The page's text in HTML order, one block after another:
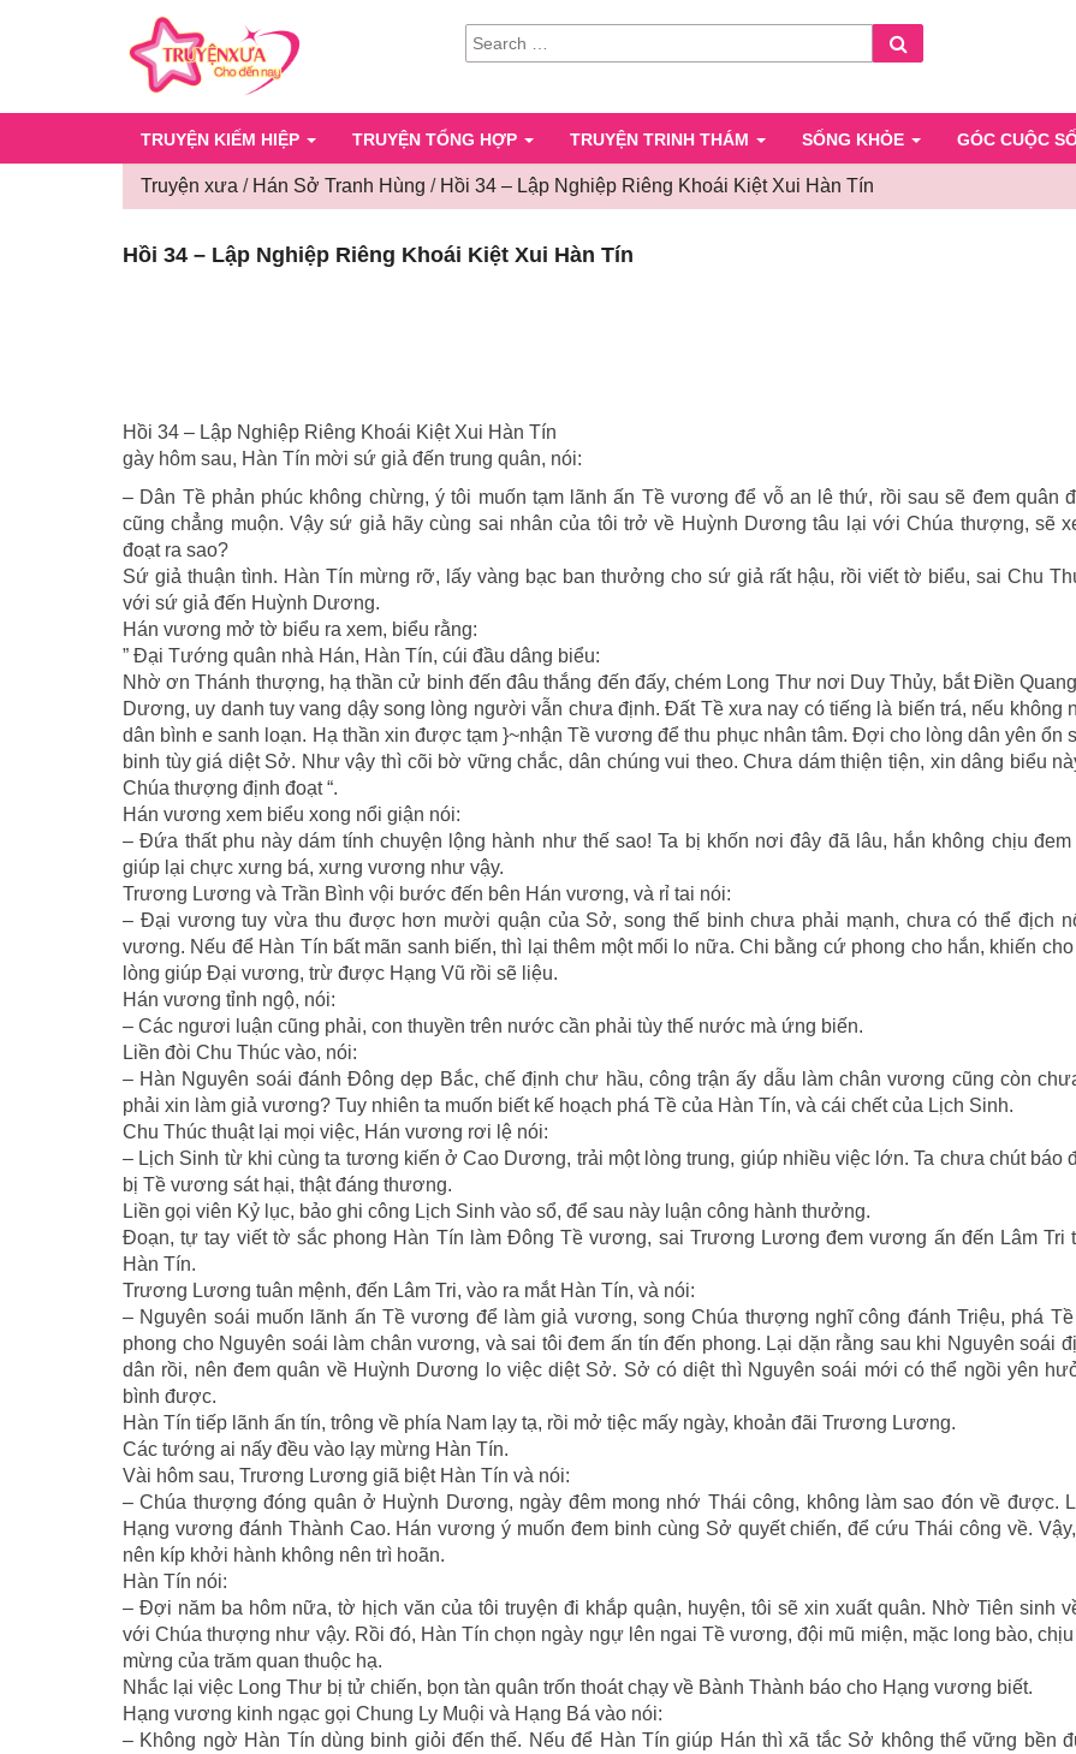
SEARCH
FOR:
TRUYỆN KIẾM HIỆP TRUYỆN TỔNG HỢP TRUYỆN TRINH THÁM SỐNG KHỎE GÓC CUỘC
Truyện xưa / Hán Sở Tranh Hùng / Hồi 34 – Lập Nghiệp Riêng Khoái Kiệt Xui Hàn Tín
34
Tín
Hồi 34 – Lập Nghiệp Riêng Khoái Kiệt Xui Hàn Tín
Hồi 34 – Lập Nghiệp Riêng Khoái Kiệt Xui Hàn Tín
gày hôm sau, Hàn Tín mời sứ giả đến trung quân, nói:
– Dân Tề phản phúc không chừng, ý tôi muốn tạm lãnh ấn Tề vương để vỗ an lê thứ, rồi sau sẽ đem quân
cũng chẳng muộn. Vậy sứ giả hãy cùng sai nhân của tôi trở về Huỳnh Dương tâu lại với Chúa thượng, sẽ
đoạt ra sao?
Sứ giả thuận tình. Hàn Tín mừng rỡ, lấy vàng bạc ban thưởng cho sứ giả rất hậu, rồi viết tờ biểu, sai Chu
với sứ giả đến Huỳnh Dương.
Hán vương mở tờ biểu ra xem, biểu rằng:
” Ðại Tướng quân nhà Hán, Hàn Tín, cúi đầu dâng biểu:
Nhờ ơn Thánh thượng, hạ thần cử binh đến đâu thắng đến đấy, chém Long Thư nơi Duy Thủy, bắt Ðiền
Dương, uy danh tuy vang dậy song lòng người vẫn chưa định. Ðất Tề xưa nay có tiếng là biến trá, nếu không
dân bình e sanh loạn. Hạ thần xin được tạm }~nhận Tề vương để thu phục nhân tâm. Ðợi cho lòng dân yên ổn
binh tùy giá diệt Sở. Như vậy thì cõi bờ vững chắc, dân chúng vui theo. Chưa dám thiện tiện, xin dâng biểu
Chúa thượng định đoạt “.
Hán vương xem biểu xong nổi giận nói:
– Ðứa thất phu này dám tính chuyện lộng hành như thế sao! Ta bị khốn nơi đây đã lâu, hắn không chịu
giúp lại chực xưng bá, xưng vương như vậy.
Trương Lương và Trần Bình vội bước đến bên Hán vương, và rỉ tai nói:
– Ðại vương tuy vừa thu được hơn mười quận của Sở, song thế binh chưa phải mạnh, chưa có thể địch
vương. Nếu để Hàn Tín bất mãn sanh biến, thì lại thêm một mối lo nữa. Chi bằng cứ phong cho hắn, khiến
lòng giúp Ðại vương, trừ được Hạng Vũ rồi sẽ liệu.
Hán vương tỉnh ngộ, nói:
– Các ngươi luận cũng phải, con thuyền trên nước cần phải tùy thế nước mà ứng biến.
Liền đòi Chu Thúc vào, nói:
– Hàn Nguyên soái đánh Ðông dẹp Bắc, chế định chư hầu, công trận ấy dẫu làm chân vương cũng còn
phải xin làm giả vương? Tuy nhiên ta muốn biết kế hoạch phá Tề của Hàn Tín, và cái chết của Lịch Sinh.
Chu Thúc thuật lại mọi việc, Hán vương rơi lệ nói:
– Lịch Sinh từ khi cùng ta tương kiến ở Cao Dương, trải một lòng trung, giúp nhiều việc lớn. Ta chưa chút báo
bị Tề vương sát hại, thật đáng thương.
Liền gọi viên Kỷ lục, bảo ghi công Lịch Sinh vào sổ, để sau này luận công hành thưởng.
Ðoạn, tự tay viết tờ sắc phong Hàn Tín làm Ðông Tề vương, sai Trương Lương đem vương ấn đến Lâm Tri
Hàn Tín.
Trương Lương tuân mệnh, đến Lâm Tri, vào ra mắt Hàn Tín, và nói:
– Nguyên soái muốn lãnh ấn Tề vương để làm giả vương, song Chúa thượng nghĩ công đánh Triệu, phá
phong cho Nguyên soái làm chân vương, và sai tôi đem ấn tín đến phong. Lại dặn rằng sau khi Nguyên soái
dân rồi, nên đem quân về Huỳnh Dương lo việc diệt Sở. Sở có diệt thì Nguyên soái mới có thể ngồi yên
bình được.
Hàn Tín tiếp lãnh ấn tín, trông về phía Nam lạy tạ, rồi mở tiệc mấy ngày, khoản đãi Trương Lương.
Các tướng ai nấy đều vào lạy mừng Hàn Tín.
Vài hôm sau, Trương Lương giã biệt Hàn Tín và nói:
– Chúa thượng đóng quân ở Huỳnh Dương, ngày đêm mong nhớ Thái công, không làm sao đón về được.
Hạng vương đánh Thành Cao. Hán vương ý muốn đem binh cùng Sở quyết chiến, để cứu Thái công về.
nên kíp khởi hành không nên trì hoãn.
Hàn Tín nói:
– Ðợi năm ba hôm nữa, tờ hịch văn của tôi truyện đi khắp quận, huyện, tôi sẽ xin xuất quân. Nhờ Tiên sinh
với Chúa thượng như vậy. Rồi đó, Hàn Tín chọn ngày ngự lên ngai Tề vương, đội mũ miện, mặc long bào, chịu
mừng của trăm quan thuộc hạ.
Nhắc lại việc Long Thư bị tử chiến, bọn tàn quân trốn thoát chạy về Bành Thành báo cho Hạng vương biết.
Hạng vương kinh ngạc gọi Chung Ly Muội và Hạng Bá vào nói:
– Không ngờ Hàn Tín dùng binh giỏi đến thế. Nếu để Hàn Tín giúp Hán thì xã tắc Sở không thể vững bền